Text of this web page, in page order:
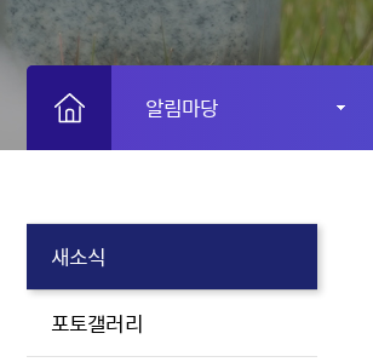
알림마당
새소식
포토갤러리